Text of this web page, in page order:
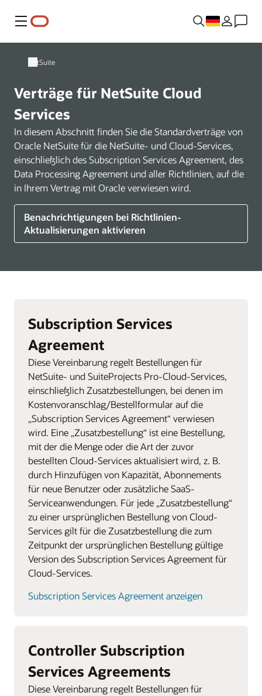
Menü
NetSuite
Verträge für NetSuite Cloud
Services
In diesem Abschnitt finden Sie die Standardverträge von
Oracle NetSuite für die NetSuite- und Cloud-Services,
einschließlich des Subscription Services Agreement, des
Data Processing Agreement und aller Richtlinien, auf die
in Ihrem Vertrag mit Oracle verwiesen wird.
Benachrichtigungen bei Richtlinien-
Aktualisierungen aktivieren
Subscription Services
Agreement
Diese Vereinbarung regelt Bestellungen für
NetSuite- und SuiteProjects Pro-Cloud-Services,
einschließlich Zusatzbestellungen, bei denen im
Kostenvoranschlag/Bestellformular auf die
„Subscription Services Agreement“ verwiesen
wird. Eine „Zusatzbestellung“ ist eine Bestellung,
mit der die Menge oder die Art der zuvor
bestellten Cloud-Services aktualisiert wird, z. B.
durch Hinzufügen von Kapazität, Abonnements
für neue Benutzer oder zusätzliche SaaS-
Serviceanwendungen. Für jede „Zusatzbestellung“
zu einer ursprünglichen Bestellung von Cloud-
Services gilt für die Zusatzbestellung die zum
Zeitpunkt der ursprünglichen Bestellung gültige
Version des Subscription Services Agreement für
Cloud-Services.
Subscription Services Agreement anzeigen
Controller Subscription
Services Agreements
Diese Vereinbarung regelt Bestellungen für